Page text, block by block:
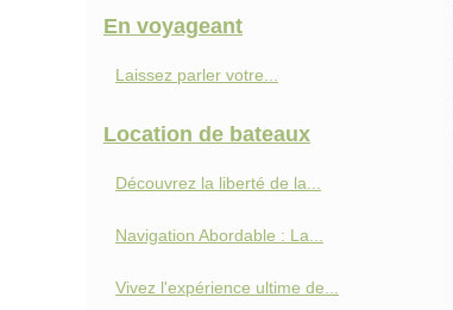
En voyageant
Laissez parler votre...
Location de bateaux
Découvrez la liberté de la...
Navigation Abordable : La...
Vivez l'expérience ultime de...